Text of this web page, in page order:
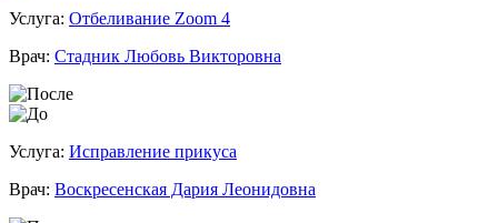
Услуга: Отбеливание Zoom 4
Врач: Стадник Любовь Викторовна
Услуга: Исправление прикуса
Врач: Воскресенская Дария Леонидовна